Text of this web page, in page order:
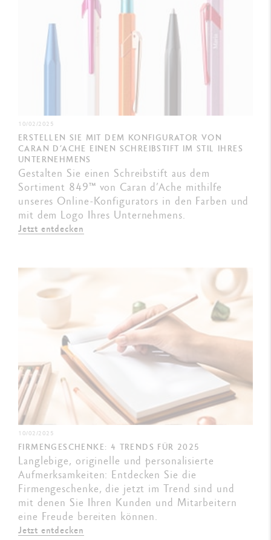
10/02/2025
ERSTELLEN SIE MIT DEM KONFIGURATOR VON
CARAN D’ACHE EINEN SCHREIBSTIFT IM STIL IHRES
UNTERNEHMENS
Gestalten Sie einen Schreibstift aus dem
Sortiment 849™ von Caran d’Ache mithilfe
unseres Online-Konfigurators in den Farben und
mit dem Logo Ihres Unternehmens.
Jetzt entdecken
10/02/2025
FIRMENGESCHENKE: 4 TRENDS FÜR 2025
Langlebige, originelle und personalisierte
Aufmerksamkeiten: Entdecken Sie die
Firmengeschenke, die jetzt im Trend sind und
mit denen Sie Ihren Kunden und Mitarbeitern
eine Freude bereiten können.
Jetzt entdecken